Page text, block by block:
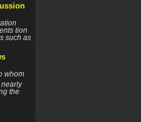
tion
such as
whom
nearly
the